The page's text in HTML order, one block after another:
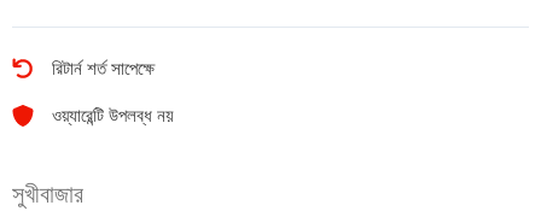
রিটার্ন শর্ত সাপেক্ষে
ওয়্যারেন্টি উপলব্ধ নয়
সুখীবাজার